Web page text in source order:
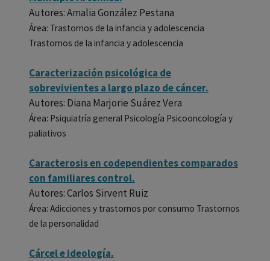
Autores: Amalia González Pestana
Área: Trastornos de la infancia y adolescencia
Trastornos de la infancia y adolescencia
Caracterización psicológica de
sobrevivientes a largo plazo de cáncer.
Autores: Diana Marjorie Suárez Vera
Área: Psiquiatría general Psicología Psicooncología y
paliativos
Caracterosis en codependientes comparados
con familiares control.
Autores: Carlos Sirvent Ruiz
Área: Adicciones y trastornos por consumo Trastornos
de la personalidad
Cárcel e ideología.